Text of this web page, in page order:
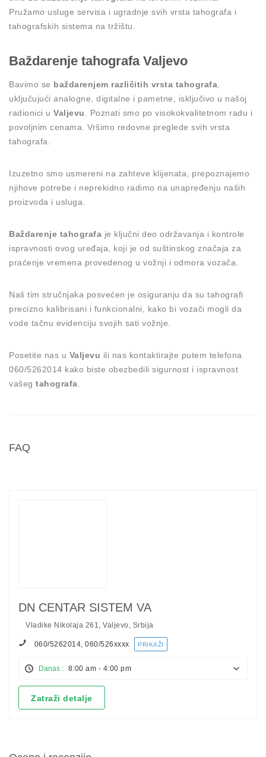
Pružamo usluge servisa i ugradnje svih vrsta tahografa i
tahografskih sistema na tržištu.
Baždarenje tahografa Valjevo
Bavimo se baždarenjem različitih vrsta tahografa
uključujući analogne, digitalne i pametne, isključivo u našoj
radionici u Valjevu . Poznati smo po visokokvalitetnom radu i
povoljnim cenama. Vršimo redovne preglede svih vrsta
tahografa.
Izuzetno smo usmereni na zahteve klijenata, prepoznajemo
njihove potrebe i neprekidno radimo na unapređenju naših
proizvoda i usluga.
Baždarenje tahografa je ključni deo održavanja i kontrole
ispravnosti ovog uređaja, koji je od suštinskog značaja za
praćenje vremena provedenog u vožnji i odmora vozača.
Naš tim stručnjaka posvećen je osiguranju da su tahografi
precizno kalibrisani i funkcionalni, kako bi vozači mogli da
vode tačnu evidenciju svojih sati vožnje.
Posetite nas u Valjevu ili nas kontaktirajte putem telefona
060/5262014 kako biste obezbedili sigurnost i ispravnost
vašeg tahografa
FAQ
DN CENTAR SISTEM VA
Vladike Nikolaja 261, Valjevo, Srbija
060/5262014, 060/526xxxx PRIKAŽI
Danas : 8:00 am - 4:00 pm
Zatraži detalje